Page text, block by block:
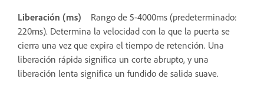
Liberación (ms)
Rango de 5-4000ms (predeterminado:
220ms). Determina la velocidad con la que la puerta se
cierra una vez que expira el tiempo de retención. Una
liberación rápida significa un corte abrupto, y una
liberación lenta significa un fundido de salida suave.